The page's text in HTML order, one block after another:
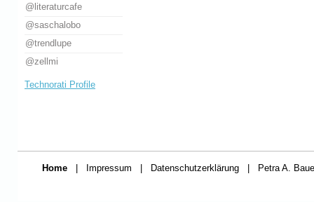
@literaturcafe
@saschalobo
@trendlupe
@zellmi
Technorati Profile
Home Impressum Datenschutzerklärung Petra A.